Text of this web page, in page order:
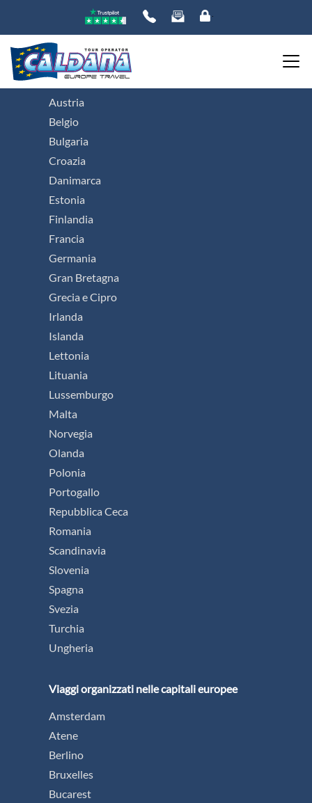
Viaggi organizzati in Europa
Austria
Belgio
Bulgaria
Croazia
Danimarca
Estonia
Finlandia
Francia
Germania
Gran Bretagna
Grecia e Cipro
Irlanda
Islanda
Lettonia
Lituania
Lussemburgo
Malta
Norvegia
Olanda
Polonia
Portogallo
Repubblica Ceca
Romania
Scandinavia
Slovenia
Spagna
Svezia
Turchia
Ungheria
Viaggi organizzati nelle capitali europee
Amsterdam
Atene
Berlino
Bruxelles
Bucarest